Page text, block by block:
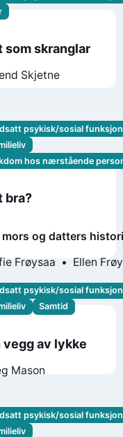
som skranglar
Skjetne
psykisk/sosial
hos nærstående
bra?
mors og datters
og det å være
Frøysaa Ellen
psykisk/sosial
Samtid
vegg av lykke
Mason
psykisk/sosial